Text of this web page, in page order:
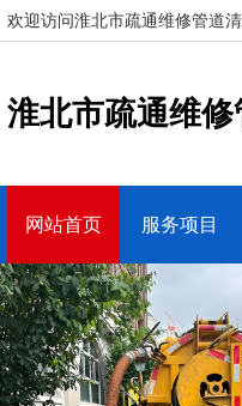
欢迎访问淮北市疏通维修管道
淮北市疏通维
网站首页 服务项目